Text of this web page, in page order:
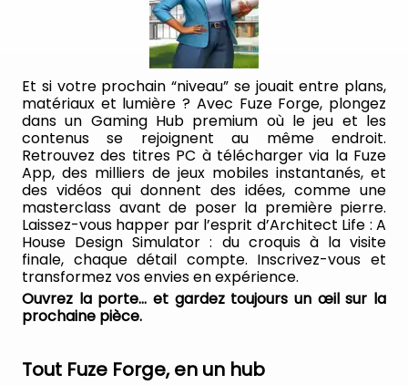
DirectX : Version 11
Espace de stockage : 11 Go d'espace disponible
Nécessite un processeur et un système
d'exploitation 64 bits
Système d'exploitation : Windows 10 64 bits
Processeur : Intel Core i5-8400 ou AMD Ryzen 5
1600
Mémoire : 8 Go de RAM
Graphiques : NVIDIA GeForce RTX 3080 Ti, 12 Go
ou AMD Radeon RX 7900 XT, 20 Go ou Intel Arc
A580, 12 Go
DirectX : Version 11
Espace de stockage : 11 Go d'espace disponible
Et si votre prochain “niveau” se jouait entre plans,
matériaux et lumière ? Avec Fuze Forge, plongez
dans un Gaming Hub premium où le jeu et les
contenus se rejoignent au même endroit.
Retrouvez des titres PC à télécharger via la Fuze
App, des milliers de jeux mobiles instantanés, et
des vidéos qui donnent des idées, comme une
masterclass avant de poser la première pierre.
Laissez-vous happer par l’esprit d’Architect Life : A
House Design Simulator : du croquis à la visite
finale, chaque détail compte. Inscrivez-vous et
transformez vos envies en expérience.
Ouvrez la porte… et gardez toujours un œil sur la
prochaine pièce.
Tout Fuze Forge, en un hub